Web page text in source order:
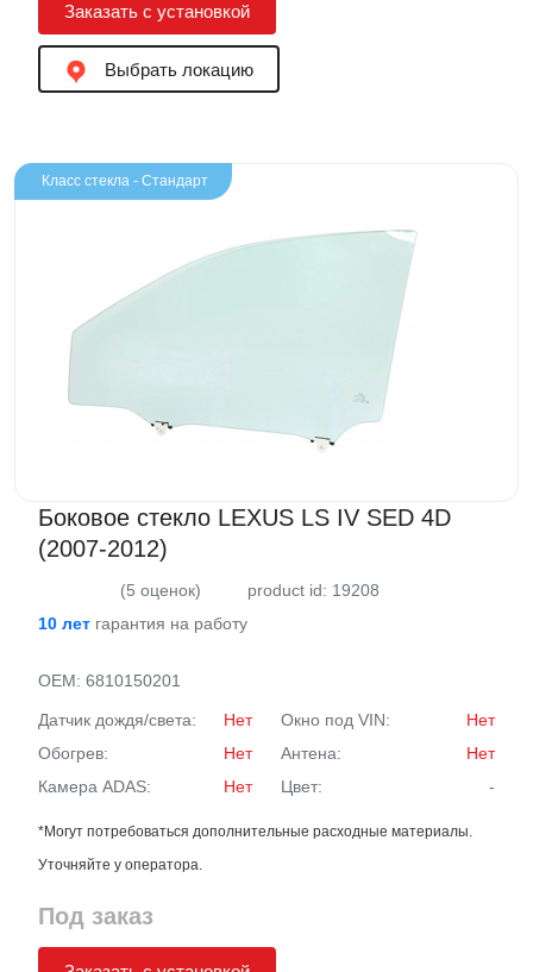
Заказать с установкой
Выбрать локацию
Класс стекла - Стандарт
Боковое стекло LEXUS LS IV SED 4D
(2007-2012)
(5 оценок)
product id: 19208
10 лет гарантия на работу
OEM: 6810150201
Датчик дождя/света: Нет Окно под VIN:
Нет
Обогрев:
Нет Антена:
Нет
Камера ADAS:
Нет Цвет: -
*Могут потребоваться дополнительные расходные материалы.
Уточняйте у оператора.
Под заказ